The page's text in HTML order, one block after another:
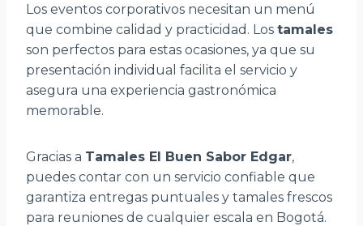
Los eventos corporativos necesitan un menú
que combine calidad y practicidad. Los tamales
son perfectos para estas ocasiones, ya que su
presentación individual facilita el servicio y
asegura una experiencia gastronómica
memorable.
Gracias a Tamales El Buen Sabor Edgar,
puedes contar con un servicio confiable que
garantiza entregas puntuales y tamales frescos
para reuniones de cualquier escala en Bogotá.